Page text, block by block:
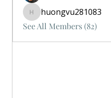
huongvu281083
huongvu281083
See All Members (82)